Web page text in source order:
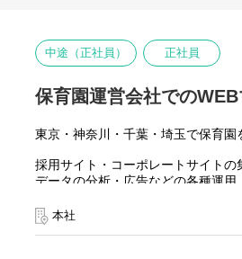
中途（正社員） 正社員
保育園運営会社での
東京・神奈川・千葉・埼玉で保育園
採用サイト・コーポレートサイトの
データの分析・広告などの各種運
また、各種打ち手だけでなく、新
第1号のマーケターとして一緒にや
本社